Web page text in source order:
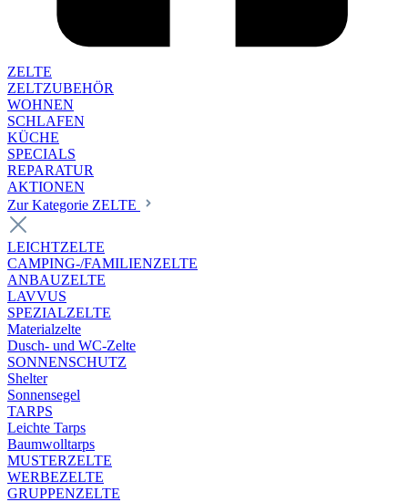
ZELTE
ZELTZUBEHÖR
WOHNEN
SCHLAFEN
KÜCHE
SPECIALS
REPARATUR
AKTIONEN
Zur Kategorie ZELTE
LEICHTZELTE
CAMPING-/FAMILIENZELTE
ANBAUZELTE
LAVVUS
SPEZIALZELTE
Materialzelte
Dusch- und WC-Zelte
SONNENSCHUTZ
Shelter
Sonnensegel
TARPS
Leichte Tarps
Baumwolltarps
MUSTERZELTE
WERBEZELTE
GRUPPENZELTE